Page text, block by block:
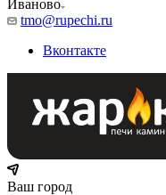
Иваново
tmo@rupechi.ru
Вконтакте
Ваш город